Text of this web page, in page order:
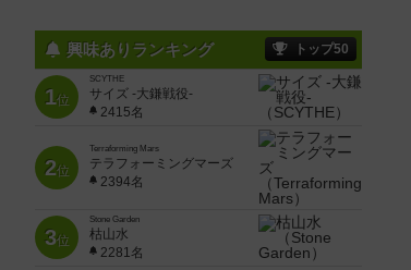
興味ありランキング トップ50
1位
SCYTHE
サイズ -大鎌戦役-
2415名
2位
Terraforming Mars
テラフォーミングマーズ
2394名
3位
Stone Garden
枯山水
2281名